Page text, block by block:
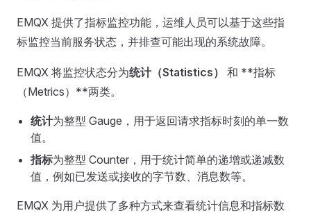
EMQX 提供了指标监控功能，运维人员可以基于这些指
标监控当前服务状态，并排查可能出现的系统故障。
EMQX 将监控状态分为统计（Statistics）
和 **指标
（Metrics）**两类。
统计为整型 Gauge，用于返回请求指标时刻的单一数
值。
指标为整型 Counter，用于统计简单的递增或递减数
值，例如已发送或接收的字节数、消息数等。
EMQX 为用户提供了多种方式来查看统计信息和指标数